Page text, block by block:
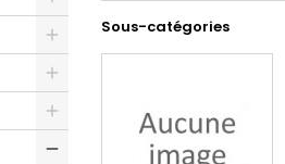
Sous-catégories